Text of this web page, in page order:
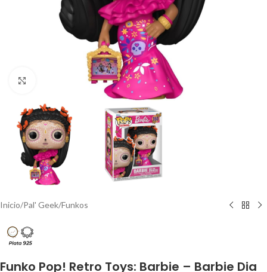
Clic para agrandar
Inicio/Pal' Geek/Funkos
Funko Pop! Retro Toys: Barbie – Barbie Dia